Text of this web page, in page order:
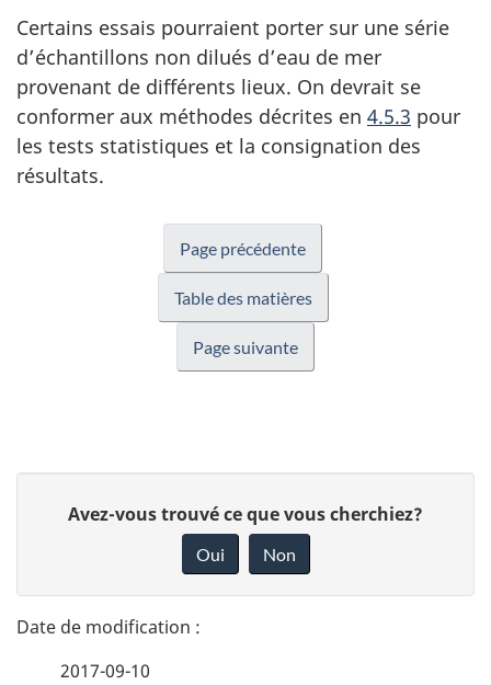
Certains essais pourraient porter sur une série
d’échantillons non dilués d’eau de mer
provenant de différents lieux. On devrait se
conformer aux méthodes décrites en 4.5.3 pour
les tests statistiques et la consignation des
résultats.
Page précédente
Table des matières
Page suivante
t
a
n
Avez-vous trouvé ce que vous cherchiez?
Oui Non
2017-09-10